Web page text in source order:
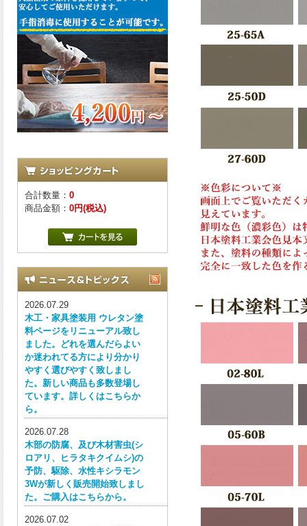
合計数量： 0
商品金額： 0円(税込)
2026.07.29
木工・家具塗装用 ウレタン塗
料ページをリニューアル致し
ました。どれを選んだらよい
か迷われてる方により分かり
やすく選びやすく致しまし
た。新しい商品も多数登場し
ています。詳しくはこちらか
ら。
2026.07.28
木部の防腐、及び木材害虫(シ
ロアリ、ヒラタキクイムシ)の
予防、駆除、水性キシラモン
3Wが新しく販売開始致しまし
た。ご購入はこちらから。
2026.07.02